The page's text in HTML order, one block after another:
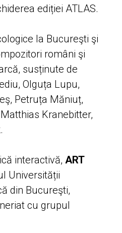
ediției ATLAS.
la Bucureşti şi
români şi
susținute de
Olguța Lupu,
Petruța Măniuț,
Kranebitter,
interactivă, ART
Universității
din Bucureşti,
cu grupul